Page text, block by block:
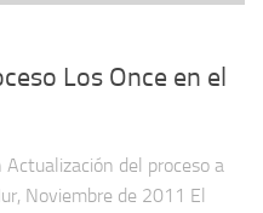
Los Once en el
del proceso a
Noviembre de 2011 El